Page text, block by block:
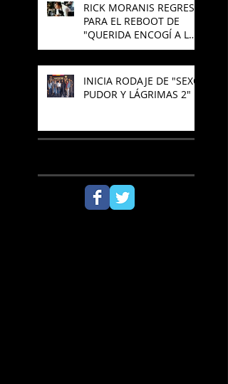
RICK MORANIS REGRESA
PARA EL REBOOT DE
"QUERIDA ENCOGÍ A LOS
NIÑOS"
INICIA RODAJE DE "SEXO,
PUDOR Y LÁGRIMAS 2"